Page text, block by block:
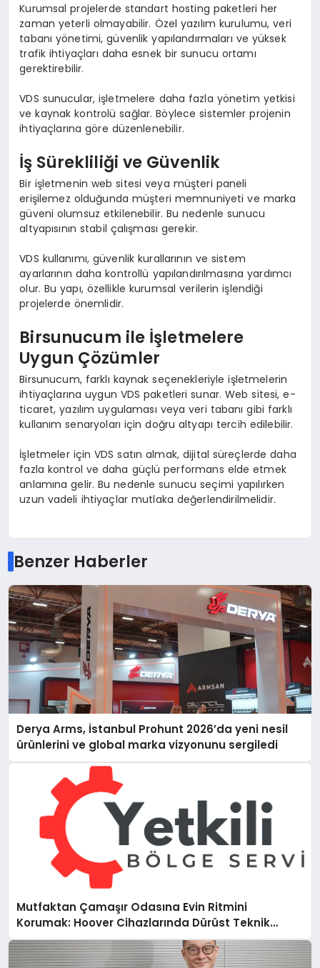
Kurumsal projelerde standart hosting paketleri her
zaman yeterli olmayabilir. Özel yazılım kurulumu, veri
tabanı yönetimi, güvenlik yapılandırmaları ve yüksek
trafik ihtiyaçları daha esnek bir sunucu ortamı
gerektirebilir.
VDS sunucular, işletmelere daha fazla yönetim yetkisi
ve kaynak kontrolü sağlar. Böylece sistemler projenin
ihtiyaçlarına göre düzenlenebilir.
İş Sürekliliği ve Güvenlik
Bir işletmenin web sitesi veya müşteri paneli
erişilemez olduğunda müşteri memnuniyeti ve marka
güveni olumsuz etkilenebilir. Bu nedenle sunucu
altyapısının stabil çalışması gerekir.
VDS kullanımı, güvenlik kurallarının ve sistem
ayarlarının daha kontrollü yapılandırılmasına yardımcı
olur. Bu yapı, özellikle kurumsal verilerin işlendiği
projelerde önemlidir.
Birsunucum ile İşletmelere
Uygun Çözümler
Birsunucum, farklı kaynak seçenekleriyle işletmelerin
ihtiyaçlarına uygun VDS paketleri sunar. Web sitesi, e-
ticaret, yazılım uygulaması veya veri tabanı gibi farklı
kullanım senaryoları için doğru altyapı tercih edilebilir.
İşletmeler için VDS satın almak, dijital süreçlerde daha
fazla kontrol ve daha güçlü performans elde etmek
anlamına gelir. Bu nedenle sunucu seçimi yapılırken
uzun vadeli ihtiyaçlar mutlaka değerlendirilmelidir.
Benzer Haberler
Derya Arms, İstanbul Prohunt 2026’da yeni nesil
ürünlerini ve global marka vizyonunu sergiledi
Mutfaktan Çamaşır Odasına Evin Ritmini
Korumak: Hoover Cihazlarında Dürüst Teknik
Destek Deneyimi